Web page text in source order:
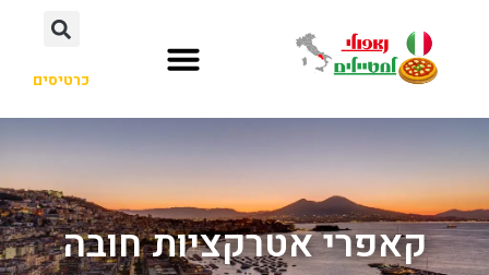
כרטיסים
קאפרי אטרקציות חובה